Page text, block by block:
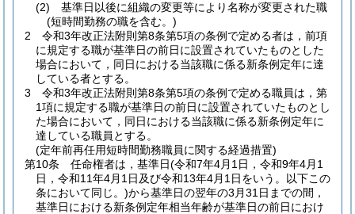
(2)
基準日以後に組織の変更等により名称が変更された職
(短時間勤務の職を含む。)
2
令和3年改正法附則第8条第5項の条例で定める者は，前項
に規定する職が基準日の前日に設置されていたものとした
場合において，同日における当該職に係る新条例定年に達
している者とする。
3
令和3年改正法附則第8条第5項の条例で定める職員は，第
1項に規定する職が基準日の前日に設置されていたものとし
た場合において，同日における当該職に係る新条例定年に
達している職員とする。
(定年前再任用短時間勤務職員に関する経過措置)
第10条
任命権者は，基準日(令和7年4月1日，令和9年4月1
日，令和11年4月1日及び令和13年4月1日をいう。以下この
条において同じ。)から基準日の翌年の3月31日までの間，
基準日における新条例定年相当年齢が基準日の前日におけ